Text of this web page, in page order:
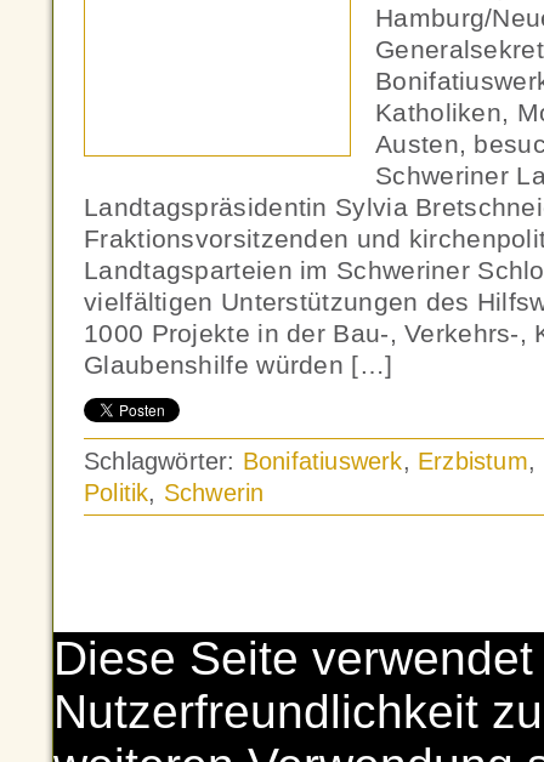
Hamburg/
Katholiken,
Austen,
Schweriner
Landtagspräsidentin Sylvia
Fraktionsvorsitzenden und
Landtagsparteien im Schweriner
vielfältigen Unterstützungen des
1000 Projekte in der Bau-, Verkehrs-,
Glaubenshilfe würden […]
Schlagwörter: Bonifatiuswerk, Erzbistum,
Politik, Schwerin
Diese Seite
Nutzerfreundlichkeit